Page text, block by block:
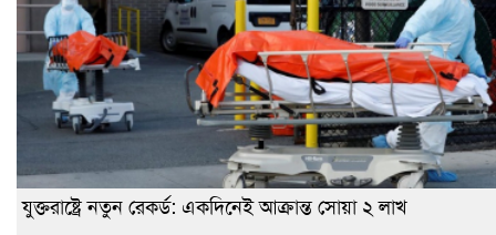
যুক্তরাষ্ট্রে নতুন রেকর্ড: একদিনেই আক্রান্ত সোয়া ২ লাখ